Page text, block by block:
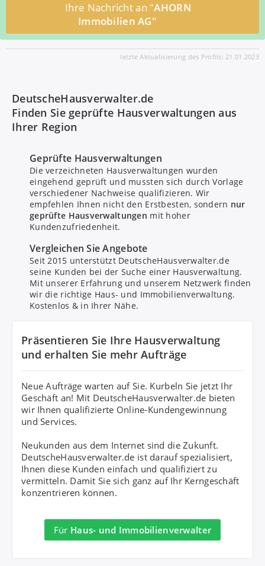
Ihre Nachricht an "AHORN
Immobilien AG"
Nachricht senden
Mit Absenden stimmen Sie dem
letzte Aktualisierung des Profils: 21.01.2023
DeutscheHausverwalter.de
Finden Sie geprüfte Hausverwaltungen aus
Ihrer Region
Geprüfte Hausverwaltungen
Die verzeichneten Hausverwaltungen wurden
eingehend geprüft und mussten sich durch Vorlage
verschiedener Nachweise qualifizieren. Wir
empfehlen Ihnen nicht den Erstbesten, sondern nur
geprüfte Hausverwaltungen mit hoher
Kundenzufriedenheit.
Vergleichen Sie Angebote
Seit 2015 unterstützt DeutscheHausverwalter.de
seine Kunden bei der Suche einer Hausverwaltung.
Mit unserer Erfahrung und unserem Netzwerk finden
wir die richtige Haus- und Immobilienverwaltung.
Kostenlos & in Ihrer Nähe.
Präsentieren Sie Ihre Hausverwaltung
und erhalten Sie mehr Aufträge
Neue Aufträge warten auf Sie. Kurbeln Sie jetzt Ihr
Geschäft an! Mit DeutscheHausverwalter.de bieten
wir Ihnen qualifizierte Online-Kundengewinnung
und Services.
Neukunden aus dem Internet sind die Zukunft.
DeutscheHausverwalter.de ist darauf spezialisiert,
Ihnen diese Kunden einfach und qualifiziert zu
vermitteln. Damit Sie sich ganz auf Ihr Kerngeschäft
konzentrieren können.
Für Haus- und Immobilienverwalter